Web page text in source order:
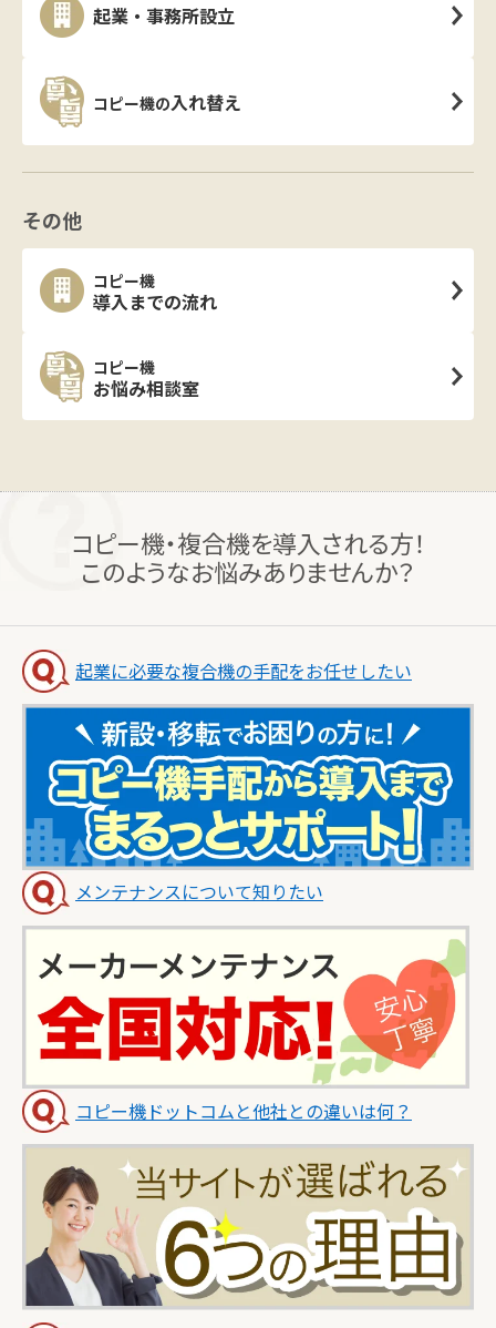
起業・事務所設立
コピー機の入れ替え
その他
コピー機
導入までの流れ
コピー機
お悩み相談室
コピー機・複合機を導入される方！
このようなお悩みありませんか？
起業に必要な複合機の手配をお任せしたい
メンテナンスについて知りたい
コピー機ドットコムと他社との違いは何？